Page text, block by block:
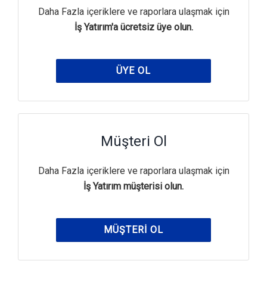
Daha Fazla içeriklere ve raporlara ulaşmak için
İş Yatırım'a ücretsiz üye olun.
ÜYE OL
Müşteri Ol
Daha Fazla içeriklere ve raporlara ulaşmak için
İş Yatırım müşterisi olun.
MÜŞTERI OL